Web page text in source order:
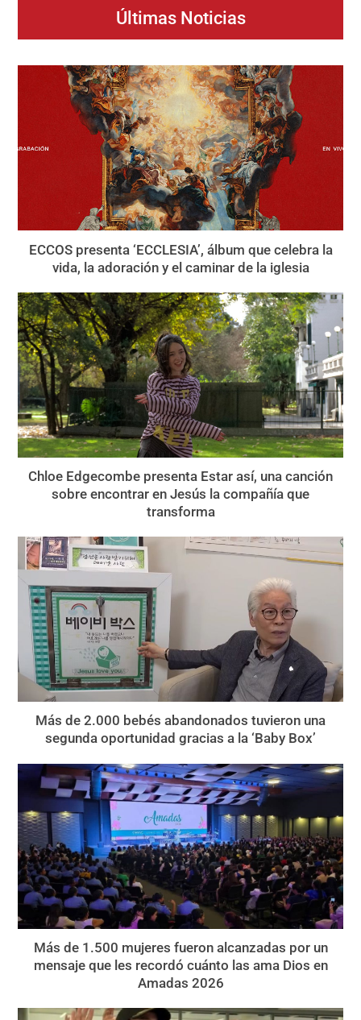
Últimas Noticias
ECCOS presenta ‘ECCLESIA’, álbum que celebra la
vida, la adoración y el caminar de la iglesia
Chloe Edgecombe presenta Estar así, una canción
sobre encontrar en Jesús la compañía que
transforma
Más de 2.000 bebés abandonados tuvieron una
segunda oportunidad gracias a la ‘Baby Box’
Más de 1.500 mujeres fueron alcanzadas por un
mensaje que les recordó cuánto las ama Dios en
Amadas 2026